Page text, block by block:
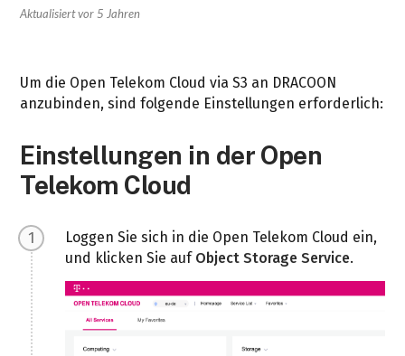
Aktualisiertvor 5 Jahren
Um die Open Telekom Cloud via S3 an DRACOON
anzubinden, sind folgende Einstellungen erforderlich:
Einstellungen in der Open
Telekom Cloud
Loggen Sie sich in die Open Telekom Cloud ein,
und klicken Sie auf Object Storage Service.